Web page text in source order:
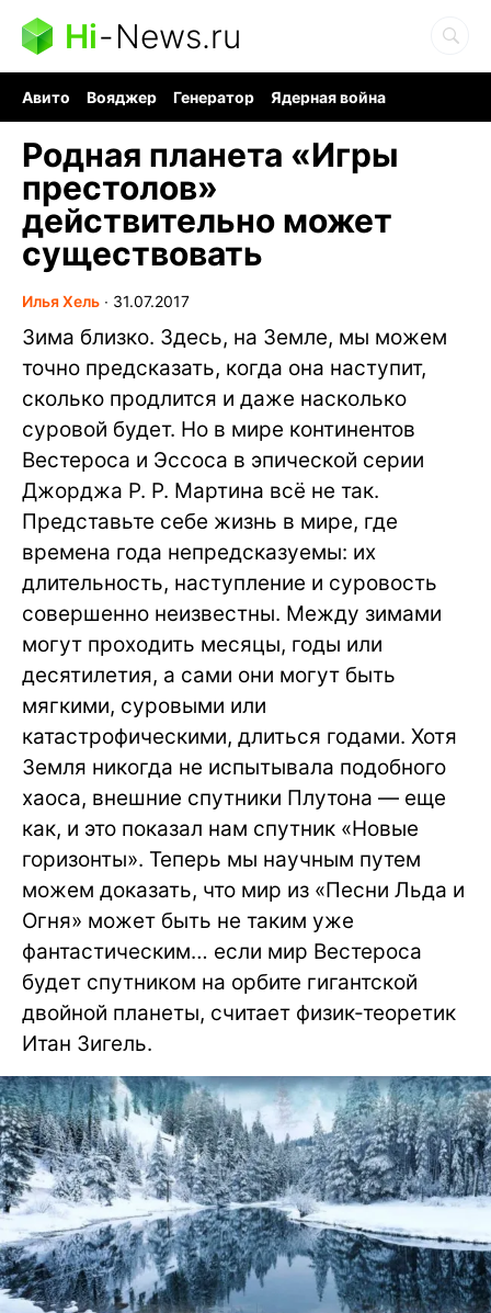
Hi-News.ru
Авито Вояджер Генератор
Ядерная война
Родная планета «Игры
престолов»
действительно может
существовать
Илья Хель ∙ 31.07.2017
Зима близко. Здесь, на Земле, мы можем
точно предсказать, когда она наступит,
сколько продлится и даже насколько
суровой будет. Но в мире континентов
Вестероса и Эссоса в эпической серии
Джорджа Р. Р. Мартина всё не так.
Представьте себе жизнь в мире, где
времена года непредсказуемы: их
длительность, наступление и суровость
совершенно неизвестны. Между зимами
могут проходить месяцы, годы или
десятилетия, а сами они могут быть
мягкими, суровыми или
катастрофическими, длиться годами. Хотя
Земля никогда не испытывала подобного
хаоса, внешние спутники Плутона — еще
как, и это показал нам спутник «Новые
горизонты». Теперь мы научным путем
можем доказать, что мир из «Песни Льда и
Огня» может быть не таким уже
фантастическим… если мир Вестероса
будет спутником на орбите гигантской
двойной планеты, считает физик-теоретик
Итан Зигель.